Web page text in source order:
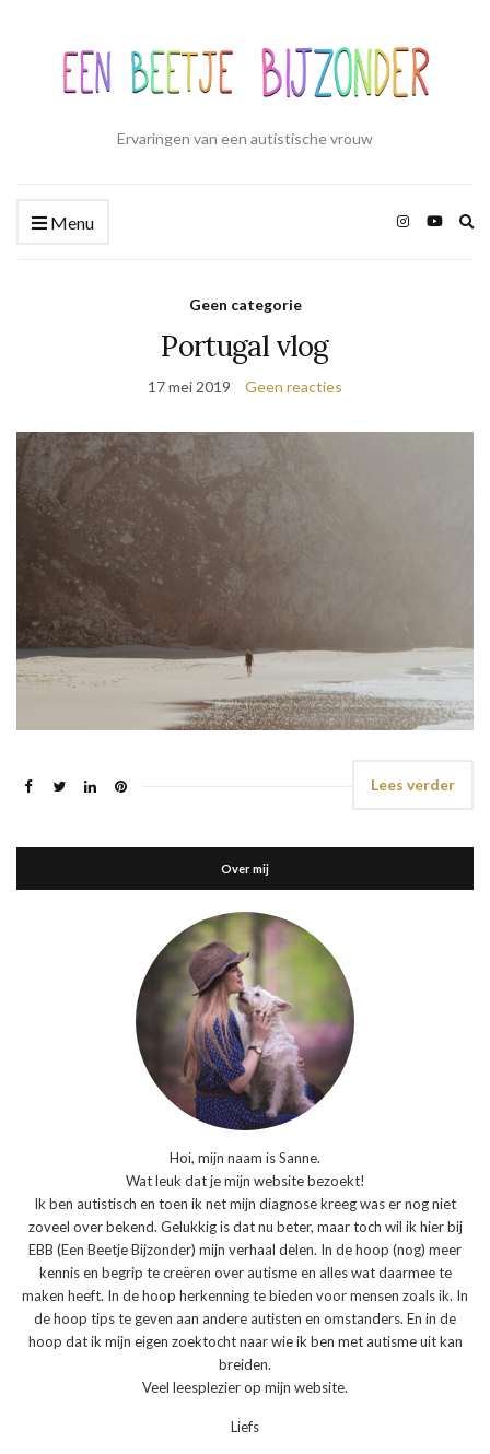
Ervaringen van een autistische vrouw
Menu
Geen categorie
Portugal vlog
17 mei 2019 Geen reacties
Lees verder
Over mij
Hoi, mijn naam is Sanne.
Wat leuk dat je mijn website bezoekt!
Ik ben autistisch en toen ik net mijn diagnose kreeg was er nog niet
zoveel over bekend. Gelukkig is dat nu beter, maar toch wil ik hier bij
EBB (Een Beetje Bijzonder) mijn verhaal delen. In de hoop (nog) meer
kennis en begrip te creëren over autisme en alles wat daarmee te
maken heeft. In de hoop herkenning te bieden voor mensen zoals ik. In
de hoop tips te geven aan andere autisten en omstanders. En in de
hoop dat ik mijn eigen zoektocht naar wie ik ben met autisme uit kan
breiden.
Veel leesplezier op mijn website.
Liefs